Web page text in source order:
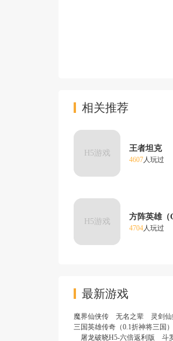
相关推荐
H5游戏
王者坦克
4607 人玩过
H5游戏
4704 人玩过
最新游戏
魔界仙侠传 无名之辈 灵剑
三国英雄传奇（0.1折神将三国）
屠龙破晓H5-六倍返利版
斗